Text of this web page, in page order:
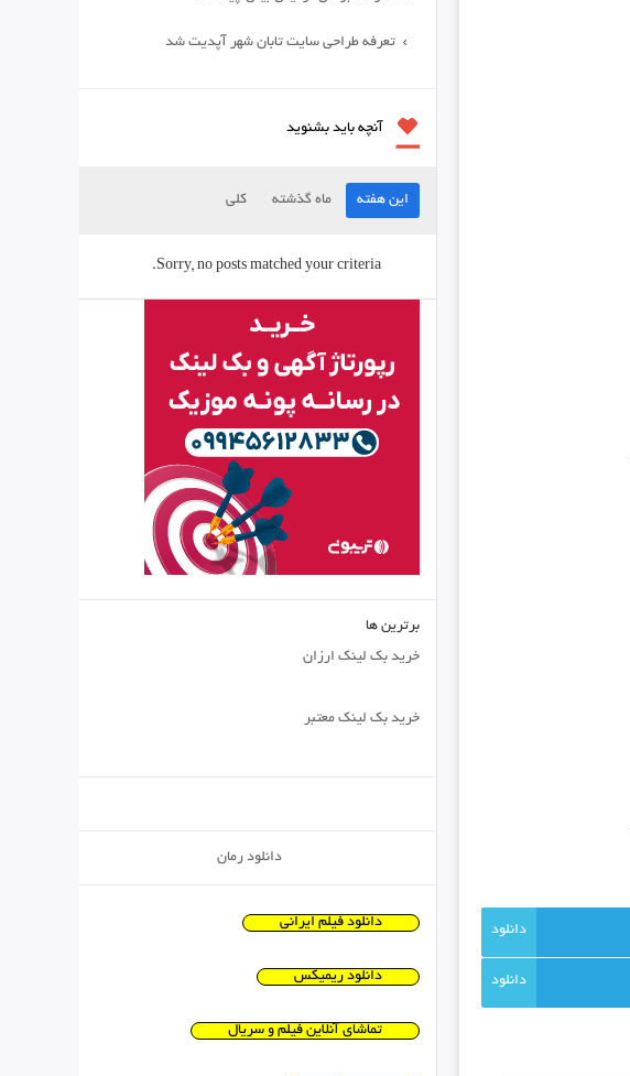
تعرفه طراحی سایت تابان شهر آپدیت شد
آنچه باید بشنوید
این هفته ماه گذشته کلی
Sorry, no posts matched your criteria.
برترین ها
خرید بک لینک ارزان
خرید بک لینک معتبر
دانلود رمان
دانلود فیلم ایرانی
دانلود ریمیکس
تماشای آنلاین فیلم و سریال